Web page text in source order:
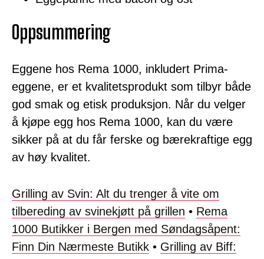
Oppsummering
Eggene hos Rema 1000, inkludert Prima-
eggene, er et kvalitetsprodukt som tilbyr både
god smak og etisk produksjon. Når du velger
å kjøpe egg hos Rema 1000, kan du være
sikker på at du får ferske og bærekraftige egg
av høy kvalitet.
Grilling av Svin: Alt du trenger å vite om
tilbereding av svinekjøtt på grillen • Rema
1000 Butikker i Bergen med Søndagsåpent:
Finn Din Nærmeste Butikk • Grilling av Biff: